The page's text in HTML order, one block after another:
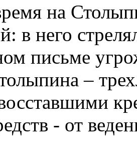
на
в него
письме
–
- от